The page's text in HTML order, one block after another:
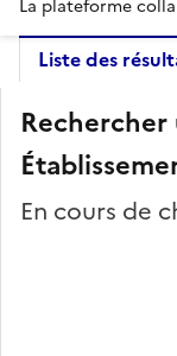
La plateforme
Liste des
Rechercher
En cours de